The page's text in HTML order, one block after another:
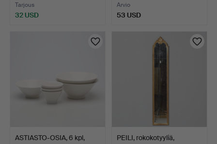
Tarjous
32 USD
Arvio
53 USD
ASTIASTO-OSIA, 6 kpl,
PEILI, rokokotyyliä,